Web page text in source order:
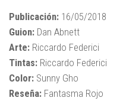
Publicación: 16/05/2018
Guion: Dan Abnett
Arte: Riccardo Federici
Tintas: Riccardo Federici
Color: Sunny Gho
Reseña: Fantasma Rojo